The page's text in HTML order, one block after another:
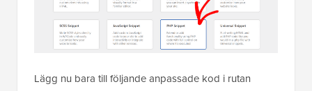
Lägg nu bara till följande anpassade kod i rutan